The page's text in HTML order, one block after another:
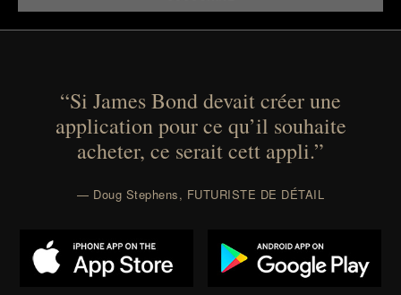
“Si James Bond devait créer une
application pour ce qu’il souhaite
acheter, ce serait cett appli.”
— Doug Stephens, FUTURISTE DE DÉTAIL